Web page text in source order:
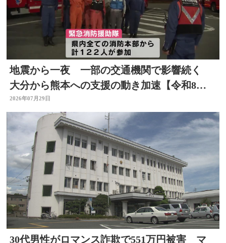
地震から一夜 一部の交通機関で影響続く
大分から熊本への支援の動き加速【令和8年
熊本地震】
2026年07月29日
30代男性がロマンス詐欺で551万円被害 マ